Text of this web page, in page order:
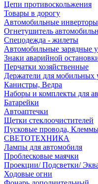
Цепи противоскольжения
Товары в дорогу
Автомобильные инверторы
Огнетушитель
Спецодежда - жилеты
Автомобильные зарядные
Знаки аварийной
Перчатки хозяйственные
Держатели для мобильных
Канистры, Ведра
Наборы и комплекты для
Батарейки
Автоаптечки
Щетки стеклоочистителей
Пусковые провода,
СВЕТОТЕХНИКА
Лампы для автомобиля
Проблесковые маячки
Проекции/ Подсветки/
Ходовые огни